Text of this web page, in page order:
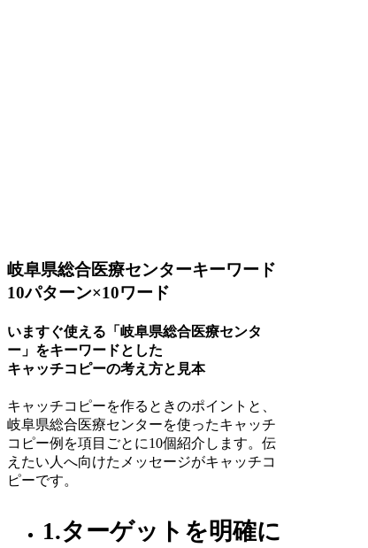
岐阜県総合医療センターキーワード
10パターン×10ワード
いますぐ使える「岐阜県総合医療センタ
ー」をキーワードとした
キャッチコピーの考え方と見本
キャッチコピーを作るときのポイントと、
岐阜県総合医療センターを使ったキャッチ
コピー例を項目ごとに10個紹介します。伝
えたい人へ向けたメッセージがキャッチコ
ピーです。
1.ターゲットを明確に